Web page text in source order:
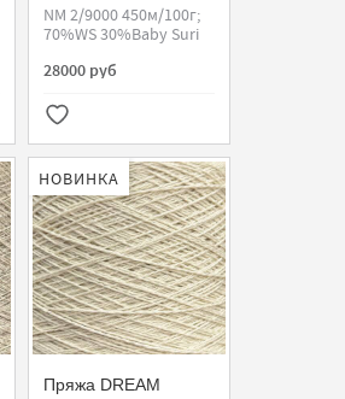
Loro Piana
NM 2/9000 450м/100г;
70%WS 30%Baby Suri
28000 руб
НОВИНКА
Пряжа DREAM